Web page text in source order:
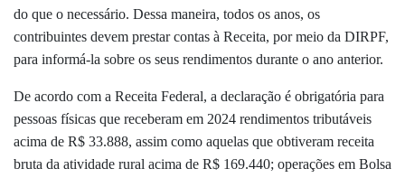
do que o necessário. Dessa maneira, todos os anos, os
contribuintes devem prestar contas à Receita, por meio da DIRPF,
para informá-la sobre os seus rendimentos durante o ano anterior.
De acordo com a Receita Federal, a declaração é obrigatória para
pessoas físicas que receberam em 2024 rendimentos tributáveis
acima de R$ 33.888, assim como aquelas que obtiveram receita
bruta da atividade rural acima de R$ 169.440; operações em Bolsa